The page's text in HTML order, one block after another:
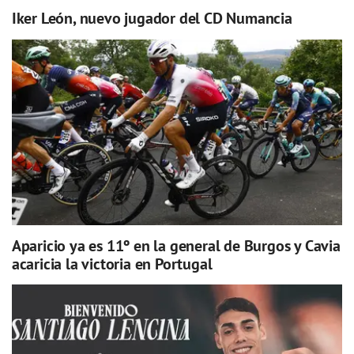
Iker León, nuevo jugador del CD Numancia
Aparicio ya es 11º en la general de Burgos y Cavia
acaricia la victoria en Portugal